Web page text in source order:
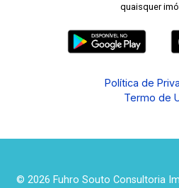
quaisquer
Política de
Termo de
© 2026 Fuhro Souto Consultoria